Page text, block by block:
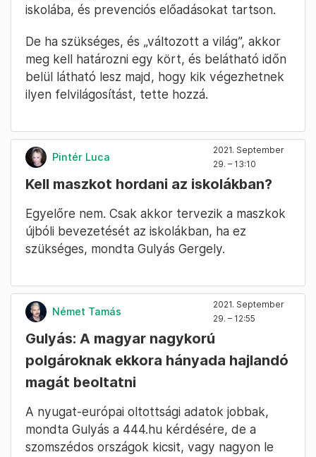
iskolába, és prevenciós előadásokat tartson.
De ha szükséges, és „változott a világ”, akkor
meg kell határozni egy kört, és belátható időn
belül látható lesz majd, hogy kik végezhetnek
ilyen felvilágosítást, tette hozzá.
Pintér Luca
2021. September
29. – 13:10
Kell maszkot hordani az iskolákban?
Egyelőre nem. Csak akkor tervezik a maszkok
újbóli bevezetését az iskolákban, ha ez
szükséges, mondta Gulyás Gergely.
Német Tamás
2021. September
29. – 12:55
Gulyás: A magyar nagykorú
polgároknak ekkora hányada hajlandó
magát beoltatni
A nyugat-európai oltottsági adatok jobbak,
mondta Gulyás a 444.hu kérdésére, de a
szomszédos országok kicsit, vagy nagyon le